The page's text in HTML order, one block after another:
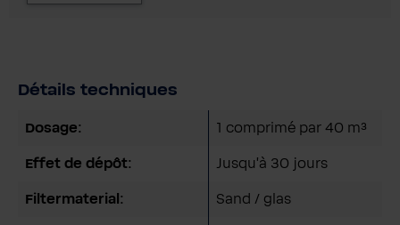
Détails techniques
Dosage: 1 comprimé par 40 m³
Effet de dépôt: Jusqu'à 30 jours
Filtermaterial: Sand / glas